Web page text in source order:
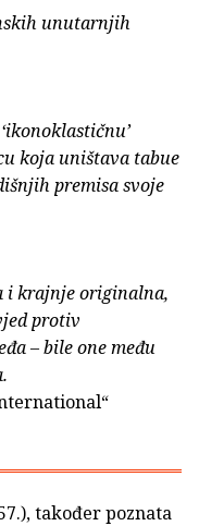
unutarnjih
koja uništava tabue
premisa svoje
i krajnje originalna,
protiv
– bile one među
također poznata